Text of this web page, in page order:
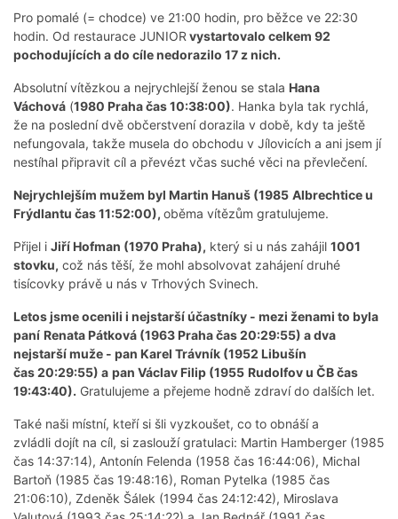
Pro pomalé (= chodce) ve 21:00 hodin, pro běžce ve 22:30
hodin. Od restaurace JUNIOR vystartovalo celkem 92
pochodujících a do cíle nedorazilo 17 z nich.
Absolutní vítězkou a nejrychlejší ženou se stala Hana
Váchová (1980 Praha čas 10:38:00). Hanka byla tak rychlá,
že na poslední dvě občerstvení dorazila v době, kdy ta ještě
nefungovala, takže musela do obchodu v Jílovicích a ani jsem jí
nestíhal připravit cíl a převézt včas suché věci na převlečení.
Nejrychlejším mužem byl Martin Hanuš (1985 Albrechtice u
Frýdlantu čas 11:52:00), oběma vítězům gratulujeme.
Přijel i Jiří Hofman (1970 Praha), který si u nás zahájil 1001
stovku, což nás těší, že mohl absolvovat zahájení druhé
tisícovky právě u nás v Trhových Svinech.
Letos jsme ocenili i nejstarší účastníky - mezi ženami to byla
paní Renata Pátková (1963 Praha čas 20:29:55) a dva
nejstarší muže - pan Karel Trávník (1952 Libušín
čas 20:29:55) a pan Václav Filip (1955 Rudolfov u ČB čas
19:43:40). Gratulujeme a přejeme hodně zdraví do dalších let.
Také naši místní, kteří si šli vyzkoušet, co to obnáší a
zvládli dojít na cíl, si zaslouží gratulaci: Martin Hamberger (1985
čas 14:37:14), Antonín Felenda (1958 čas 16:44:06), Michal
Bartoň (1985 čas 19:48:16), Roman Pytelka (1985 čas
21:06:10), Zdeněk Šálek (1994 čas 24:12:42), Miroslava